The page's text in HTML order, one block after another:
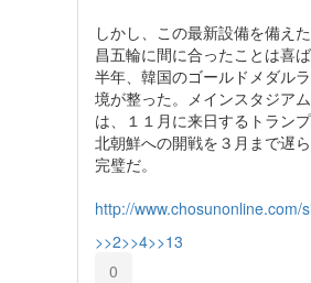
しかし、この最新設備を備え
昌五輪に間に合ったことは喜
半年、韓国のゴールドメダル
境が整った。メインスタジア
は、１１月に来日するトランプ
北朝鮮への開戦を３月まで遅ら
完璧だ。
http://
>>2>>4>>13
0